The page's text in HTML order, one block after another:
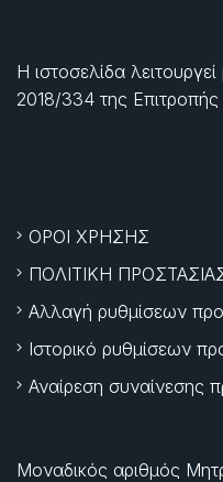
Η ιστοσελίδα
2018/334 της Επιτροπής
ΟΡΟΙ ΧΡΗΣΗΣ
ΠΟΛΙΤΙΚΗ
Αλλαγή ρυθμίσεων
Ιστορικό ρυθμίσεων
Αναίρεση συναίνεσης
Μοναδικός αριθμός